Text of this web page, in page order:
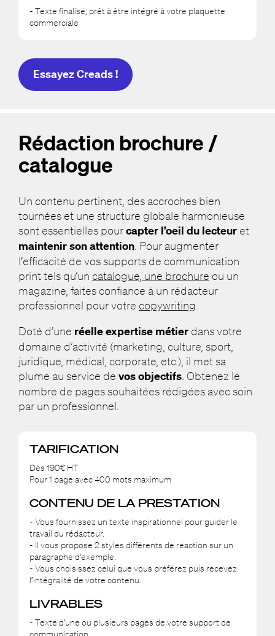
- Texte finalisé, prêt à être intégré à votre plaquette
commerciale
Essayez Creads !
Rédaction brochure /
catalogue
Un contenu pertinent, des accroches bien
tournées et une structure globale harmonieuse
sont essentielles pourcapter l’oeil du lecteuret
maintenir son attention. Pour augmenter
l’efficacité de vos supports de communication
print tels qu’un catalogue, une brochure ou un
magazine, faites confiance à un rédacteur
professionnel pour votre copywriting.
Doté d’une réelle expertise métierdans votre
domaine d’activité (marketing, culture, sport,
juridique, médical, corporate, etc.), il met sa
plume au service de vos objectifs. Obtenez le
nombre de pages souhaitées rédigées avec soin
par un professionnel.
TARIFICATION
Dès 190€ HT
Pour 1 page avec 400 mots maximum
CONTENU DE LA PRESTATION
- Vous fournissez un texte inspirationnel pour guider le
travail du rédacteur.
- Il vous propose 2 styles différents de réaction sur un
paragraphe d’exemple.
- Vous choisissez celui que vous préférez puis recevez
l’intégralité de votre contenu.
LIVRABLES
- Texte d’une ou plusieurs pages de votre support de